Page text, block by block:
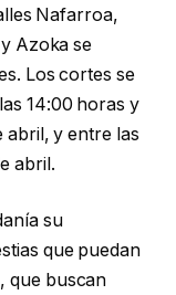
Nafarroa,
Azoka se
Los cortes se
14:00 horas y
abril, y entre las
abril.
su
que puedan
que buscan